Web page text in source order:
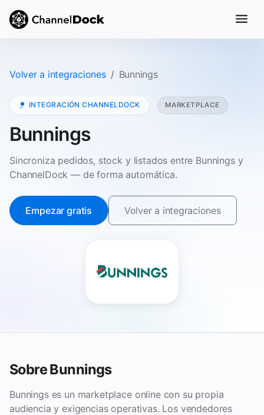
Volver a integraciones Bunnings
INTEGRACIÓN CHANNELDOCK MARKETPLACE
Bunnings
Sincroniza pedidos, stock y listados entre Bunnings y
ChannelDock — de forma automática.
Empezar gratis Volver a integraciones
Sobre Bunnings
Bunnings es un marketplace online con su propia
audiencia y exigencias operativas. Los vendedores